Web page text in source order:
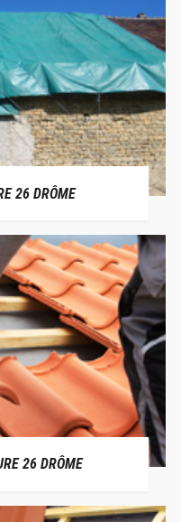
26 DRÔME
26 DRÔME